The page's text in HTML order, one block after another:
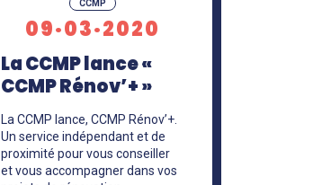
CCMP
09·03·2020
La CCMP lance «
CCMP Rénov’+ »
La CCMP lance, CCMP Rénov’+.
Un service indépendant et de
proximité pour vous conseiller
et vous accompagner dans vos